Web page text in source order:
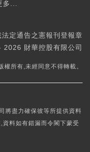
多...
定通告之憲報刊登報章
財華控股有限公司
權所有,未經同意不得轉載。
將盡力確保彼等所提供資料
料如有錯漏而令閣下蒙受